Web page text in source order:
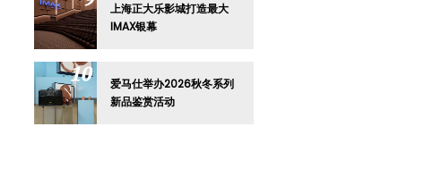
上海正大乐影城打造最大
IMAX银幕
爱马仕举办2026秋冬系列
新品鉴赏活动